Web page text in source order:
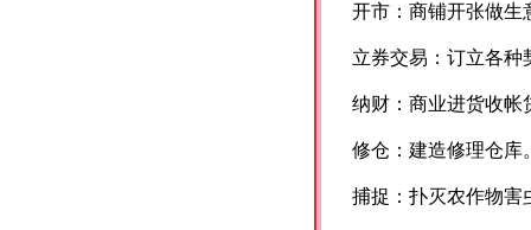
开市：商铺开张做生
立券交易：订立各种
纳财：商业进货收帐
修仓：建造修理仓库
捕捉：扑灭农作物害